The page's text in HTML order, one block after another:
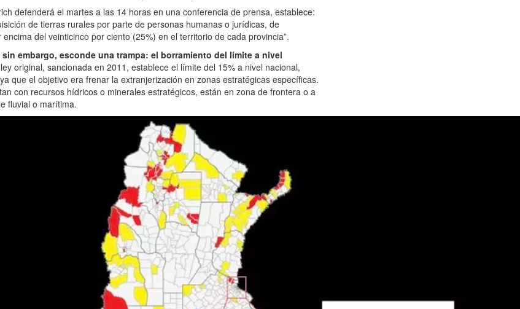
defenderá el martes a las 14 horas en una conferencia de prensa, establece:
de tierras rurales por parte de personas humanas o jurídicas, de
del veinticinco por ciento (25%) en el territorio de cada provincia”.
embargo, esconde una trampa: el borramiento del límite a nivel
original, sancionada en 2011, establece el límite del 15% a nivel nacional,
que el objetivo era frenar la extranjerización en zonas estratégicas específicas.
con recursos hídricos o minerales estratégicos, están en zona de frontera o a
fluvial o marítima.